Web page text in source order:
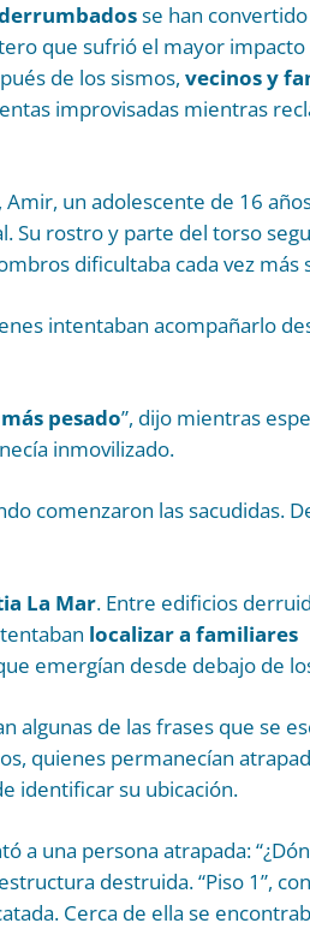
se han
que sufrió el mayor
de los sismos, vecinos y
improvisadas mientras
Amir, un adolescente de 16
Su rostro y parte del torso
dificultaba cada vez más
intentaban acompañarlo
pesado”, dijo mientras
inmovilizado.
comenzaron las sacudidas.
La Mar. Entre edificios
localizar a familiares
emergían desde debajo de
algunas de las frases que se
quienes permanecían
identificar su ubicación.
a una persona atrapada:
destruida. “Piso 1”,
Cerca de ella se